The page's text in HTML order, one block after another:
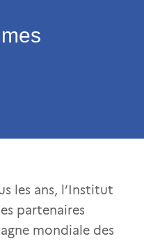
les ans, l’Institut
partenaires
mondiale des